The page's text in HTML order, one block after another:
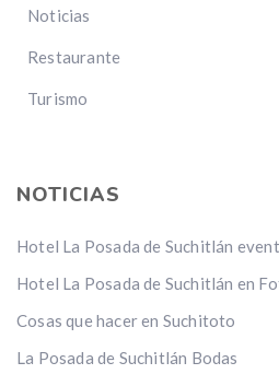
Noticias
Restaurante
Turismo
NOTICIAS
Hotel La Posada de Suchitlán
Hotel La Posada de Suchitlán en
Cosas que hacer en Suchitoto
La Posada de Suchitlán Bodas